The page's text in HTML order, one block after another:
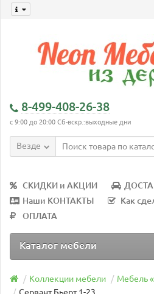
8-499-408-26-38
с 9:00 до 20:00 Сб-вскр.:выходные дни
Везде
СКИДКИ и АКЦИИ
Наши КОНТАКТЫ
Как
ОПЛАТА
Каталог мебели
Коллекции мебели
Мебель